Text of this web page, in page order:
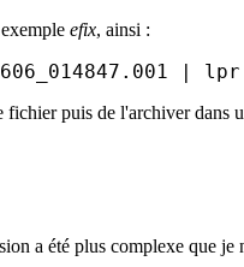
efix, ainsi :
| lpr
puis de l'archiver dans
a été plus complexe que